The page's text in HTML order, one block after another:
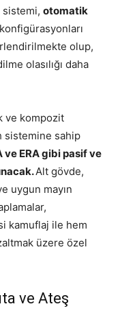
sistemi, otomatik
olup,
olasılığı daha
ve kompozit
sistemine sahip
ve ERA gibi pasif ve
Alt gövde,
uygun mayın
kamuflaj ile hem
üzere özel
ve Ateş